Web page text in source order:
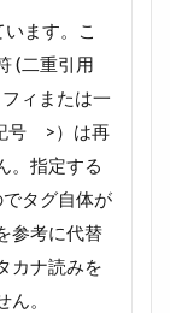
ます。こ
(二重引用
ィまたは一
号 >）は再
。指定する
タグ自体が
参考に代替
カナ読みを
。